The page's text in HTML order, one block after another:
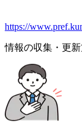
https://
情報の収集・更